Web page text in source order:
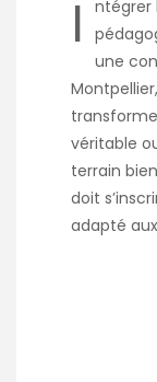
I
ntégrer
une
véritable
terrain
doit
adapté